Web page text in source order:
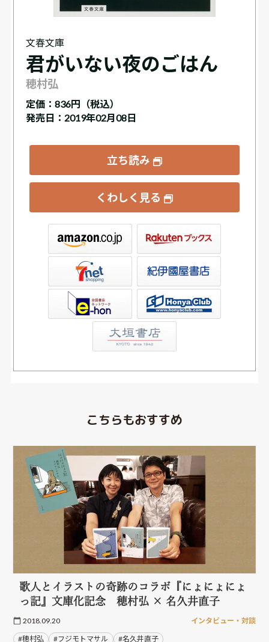
文春文庫
君がいない夜のごはん
穂村弘
定価： 836円（税込）
発売日：2019年02月08日
立ち読み
くわしく見る
書店ウェブストア
こちらもおすすめ
歌人とイラストの奇跡のコラボ『にょにょにょ
っ記』文庫化記念 穂村弘 × 名久井直子
2018.09.20 インタビュー・対談
#穂村弘 #フジモトマサル #名久井直子